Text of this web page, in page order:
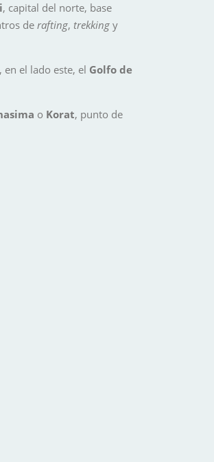
, capital del norte, base
de rafting, trekking y
en el lado este, el Golfo de
o Korat, punto de